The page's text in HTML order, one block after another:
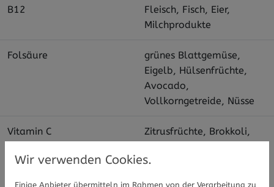
B12
Fleisch, Fisch, Eier,
Milchprodukte
Folsäure
grünes Blattgemüse,
Eigelb, Hülsenfrüchte,
Avocado,
Vollkorngetreide, Nüsse
Vitamin C
Zitrusfrüchte, Brokkoli,
(Hagebutten, Sanddorn,
Wir verwenden Cookies.
Einige Anbieter übermitteln im Rahmen von der Verarbeitung zu